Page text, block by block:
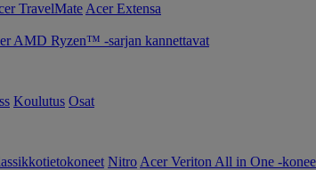
TravelMate Acer Extensa
AMD Ryzen™ -sarjan kannettavat
Koulutus Osat
Nitro Acer Veriton All in One -